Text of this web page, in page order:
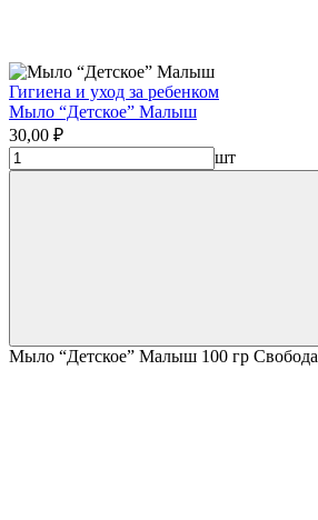
Гигиена и уход за ребенком
Мыло “Детское” Малыш
30,00 ₽
шт
Мыло “Детское” Малыш 100 гр Свобода